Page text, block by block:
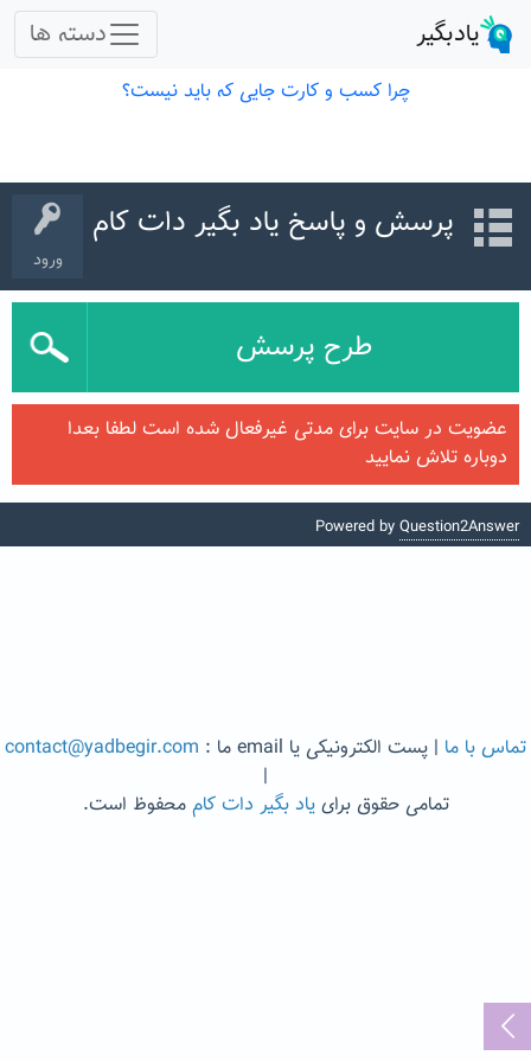
ورود
پرسش و پاسخ یاد بگیر دات کام
طرح پرسش
عضویت در سایت برای مدتی غیرفعال شده است لطفا بعدا
دوباره تلاش نمایید
Powered by Question2Answer
تماس با ما | پست الکترونیکی یا email ما :
contact@yadbegir.com
|
تمامی حقوق براییاد بگیر دات کام محفوظ است.